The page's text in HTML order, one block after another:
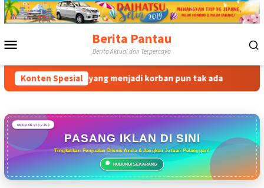
Loncat
ke
Berita Pantau
Berita Aktual dan Terpercaya
Konten Spesial
ke warga yang menjadi korban pun tak ada
UKURAN 970 x 250
PASANG IKLAN DI SINI
Tingkatkan Penjualan Bisnis Anda & Jangkau Jutaan Pelanggan!
HUBUNGI SEKARANG